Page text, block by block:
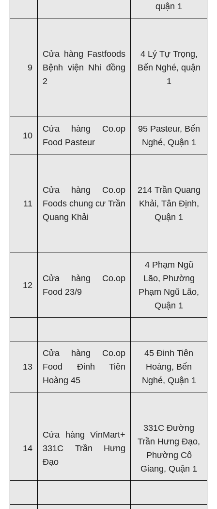
quận 1
9
Cửa hàng Fastfoods
Bệnh viện Nhi đồng
2
4 Lý Tự Trọng,
Bến Nghé, quận
1
10
Cửa hàng Co.op
Food Pasteur
95 Pasteur, Bến
Nghé, Quận 1
11
Cửa hàng Co.op
Foods chung cư Trần
Quang Khải
214 Trần Quang
Khải, Tân Định,
Quận 1
12
Cửa hàng Co.op
Food 23/9
4 Phạm Ngũ
Lão, Phường
Phạm Ngũ Lão,
Quận 1
13
Cửa hàng Co.op
Food Đinh Tiên
Hoàng 45
45 Đinh Tiên
Hoàng, Bến
Nghé, Quận 1
14
Cửa hàng VinMart+
331C Trần Hưng
Đạo
331C Đường
Trần Hưng Đạo,
Phường Cô
Giang, Quận 1